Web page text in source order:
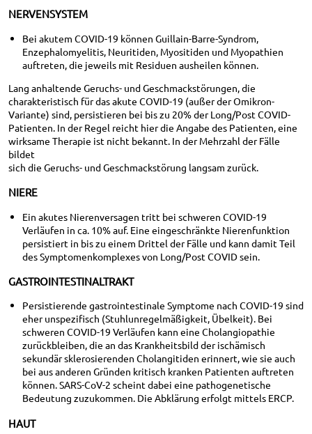
NERVENSYSTEM
Bei akutem COVID-19 können Guillain-Barre-Syndrom,
Enzephalomyelitis, Neuritiden, Myositiden und Myopathien
auftreten, die jeweils mit Residuen ausheilen können.
Lang anhaltende Geruchs- und Geschmackstörungen, die
charakteristisch für das akute COVID-19 (außer der Omikron-
Variante) sind, persistieren bei bis zu 20% der Long/Post COVID-
Patienten. In der Regel reicht hier die Angabe des Patienten, eine
wirksame Therapie ist nicht bekannt. In der Mehrzahl der Fälle
bildet
sich die Geruchs- und Geschmackstörung langsam zurück.
NIERE
Ein akutes Nierenversagen tritt bei schweren COVID-19
Verläufen in ca. 10% auf. Eine eingeschränkte Nierenfunktion
persistiert in bis zu einem Drittel der Fälle und kann damit Teil
des Symptomenkomplexes von Long/Post COVID sein.
GASTROINTESTINALTRAKT
Persistierende gastrointestinale Symptome nach COVID-19 sind
eher unspezifisch (Stuhlunregelmäßigkeit, Übelkeit). Bei
schweren COVID-19 Verläufen kann eine Cholangiopathie
zurückbleiben, die an das Krankheitsbild der ischämisch
sekundär sklerosierenden Cholangitiden erinnert, wie sie auch
bei aus anderen Gründen kritisch kranken Patienten auftreten
können. SARS-CoV-2 scheint dabei eine pathogenetische
Bedeutung zuzukommen. Die Abklärung erfolgt mittels ERCP.
HAUT